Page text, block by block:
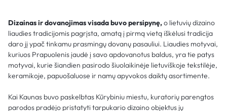
Dizainas ir dovanojimas visada buvo persipynę,o lietuvių dizaino
liaudies tradicijomis pagrįsta, amatą į pirmą vietą iškėlusi tradicija
daro jį ypač tinkamu prasmingų dovanų pasauliui. Liaudies motyvai,
kuriuos Prapuolenis įaudė į savo apdovanotus baldus, yra tie patys
motyvai, kurie šiandien pasirodo šiuolaikinėje lietuviškoje tekstilėje,
keramikoje, papuošaluose ir namų apyvokos daiktų asortimente.
Kai Kaunas buvo paskelbtas Kūrybiniu miestu, kuratorių parengtos
parodos pradėjo pristatyti tarpukario dizaino objektus jų